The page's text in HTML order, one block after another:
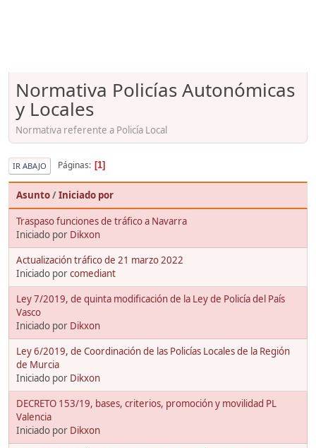
Normativa Policías Autonómicas
y Locales
Normativa referente a Policía Local
IR ABAJO Páginas 1
Asunto/Iniciado por
Traspaso funciones de tráfico a Navarra
Iniciado por Dikxon
Actualización tráfico de 21 marzo 2022
Iniciado porcomediant
Ley 7/2019, de quinta modificación de la Ley de Policía del País
Vasco
Iniciado por Dikxon
Ley 6/2019, de Coordinación de las Policías Locales de la Región
de Murcia
Iniciado por Dikxon
DECRETO 153/19, bases, criterios, promoción y movilidad PL
Valencia
Iniciado por Dikxon